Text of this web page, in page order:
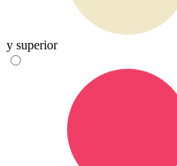
y superior